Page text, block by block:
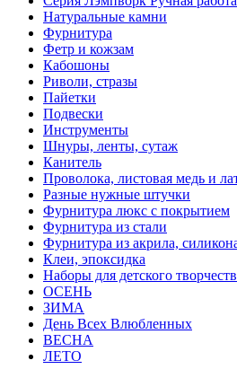
Натуральные камни
Фурнитура
Фетр и кожзам
Кабошоны
Риволи, стразы
Пайетки
Подвески
Инструменты
Шнуры, ленты, сутаж
Канитель
Проволока, листовая медь и
Разные нужные штучки
Фурнитура люкс с покрытием
Фурнитура из стали
Фурнитура из акрила,
Клеи, эпоксидка
Наборы для детского
ОСЕНЬ
ЗИМА
День Всех Влюбленных
ВЕСНА
ЛЕТО